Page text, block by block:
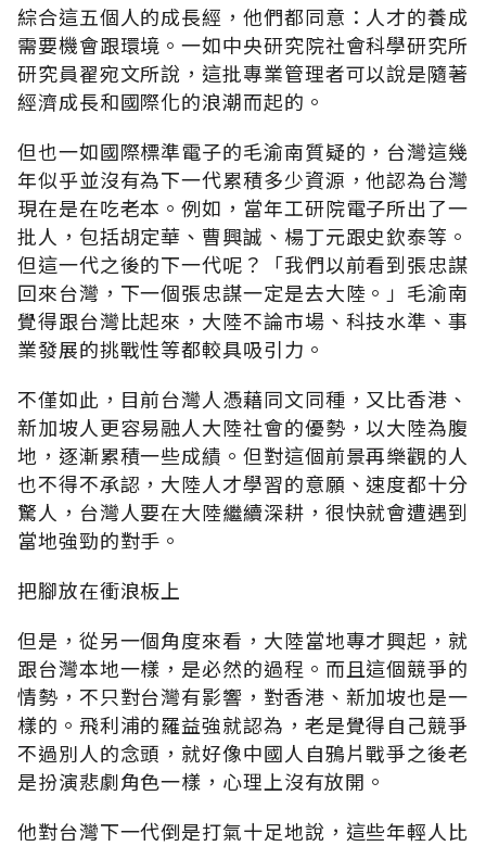
綜合這五個人的成長經，他們都同意：人才的養成
需要機會跟環境。一如中央研究院社會科學研究所
研究員翟宛文所說，這批專業管理者可以說是隨著
經濟成長和國際化的浪潮而起的。
但也一如國際標準電子的毛渝南質疑的，台灣這幾
年似乎並沒有為下一代累積多少資源，他認為台灣
現在是在吃老本。例如，當年工研院電子所出了一
批人，包括胡定華、曹興誠、楊丁元跟史欽泰等。
但這一代之後的下一代呢？「我們以前看到張忠謀
回來台灣，下一個張忠謀一定是去大陸。」毛渝南
覺得跟台灣比起來，大陸不論市場、科技水準、事
業發展的挑戰性等都較具吸引力。
不僅如此，目前台灣人憑藉同文同種，又比香港、
新加坡人更容易融人大陸社會的優勢，以大陸為腹
地，逐漸累積一些成績。但對這個前景再樂觀的人
也不得不承認，大陸人才學習的意願、速度都十分
驚人，台灣人要在大陸繼續深耕，很快就會遭遇到
當地強勁的對手。
把腳放在衝浪板上
但是，從另一個角度來看，大陸當地專才興起，就
跟台灣本地一樣，是必然的過程。而且這個競爭的
情勢，不只對台灣有影響，對香港、新加坡也是一
樣的。飛利浦的羅益強就認為，老是覺得自己競爭
不過別人的念頭，就好像中國人自鴉片戰爭之後老
是扮演悲劇角色一樣，心理上沒有放開。
他對台灣下一代倒是打氣十足地說，這些年輕人比